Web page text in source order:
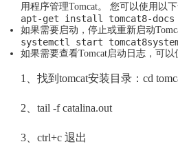
用程序管理Tomcat。 您可以使用以
apt-get install tomcat8-docs
如果需要启动，停止或重新启动
systemctl start
如果需要查看Tomcat启动日志，可以
1、找到tomcat安装目录：cd
2、tail -f catalina.out
3、ctrl+c 退出